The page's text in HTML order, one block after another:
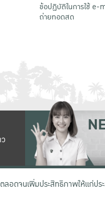
ข้อปฏิบัติในการใช้ e-
ถ่ายทอดสด
งศ์วาน แขวงลาดยาว เขตจตุจักร
ตลอดจนเพิ่มประสิทธิภาพให้แ